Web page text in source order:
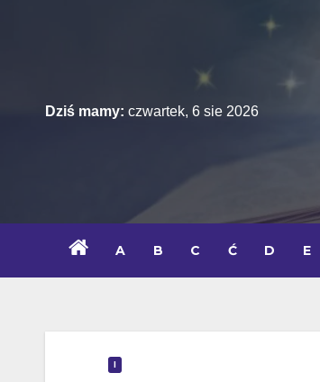
Dziś mamy: czwartek, 6 sie 2026
A B C Ć D E
I